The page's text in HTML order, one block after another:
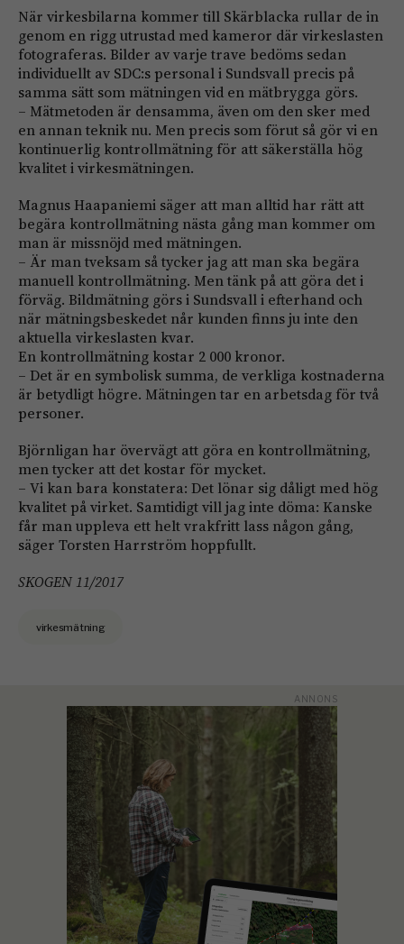
När virkesbilarna kommer till Skärblacka rullar de in
genom en rigg utrustad med kameror där virkeslasten
fotograferas. Bilder av varje trave bedöms sedan
individuellt av SDC:s personal i Sundsvall precis på
samma sätt som mätningen vid en mätbrygga görs.
– Mätmetoden är densamma, även om den sker med
en annan teknik nu. Men precis som förut så gör vi en
kontinuerlig kontrollmätning för att säkerställa hög
kvalitet i virkesmätningen.
Magnus Haapaniemi säger att man alltid har rätt att
begära kontrollmätning nästa gång man kommer om
man är missnöjd med mätningen.
– Är man tveksam så tycker jag att man ska begära
manuell kontrollmätning. Men tänk på att göra det i
förväg. Bildmätning görs i Sundsvall i efterhand och
när mätningsbeskedet når kunden finns ju inte den
aktu­ella virkeslasten kvar.
En kontrollmätning kostar 2 000 kronor.
– Det är en symbolisk summa, de verkliga kostnaderna
är betydligt högre. Mätningen tar en arbetsdag för två
personer.
Björnligan har övervägt att göra en kontrollmätning,
men tycker att det kostar för mycket.
– Vi kan bara konstatera: Det lönar sig dåligt med hög
kvalitet på virket. Samtidigt vill jag inte döma: Kanske
får man uppleva ett helt vrakfritt lass någon gång,
säger Torsten Harrström hoppfullt.
SKOGEN 11/2017
virkesmätning